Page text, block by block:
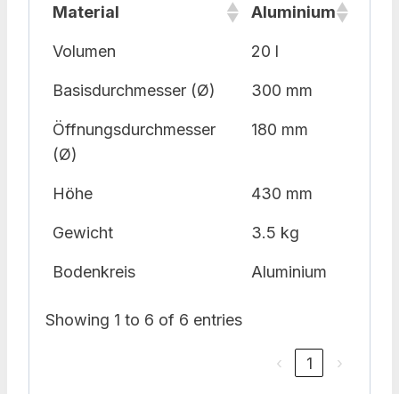
Material Aluminium
Volumen 20 l
Basisdurchmesser (Ø) 300 mm
Öffnungsdurchmesser
(Ø)
180 mm
Höhe 430 mm
Gewicht 3.5 kg
Bodenkreis Aluminium
Showing 1 to 6 of 6 entries
‹ 1 ›